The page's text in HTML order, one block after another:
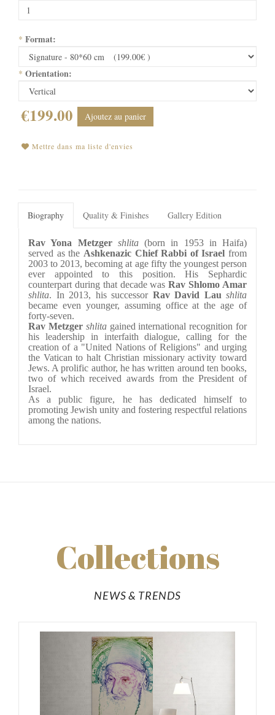
* Format:
* Orientation:
€199.00 Ajoutez au panier
Mettre dans ma liste d'envies
Biography Quality & Finishes Gallery Edition
Rav Yona Metzger shlita (born in 1953 in Haifa)
served as the Ashkenazic Chief Rabbi of Israel from
2003 to 2013, becoming at age fifty the youngest person
ever appointed to this position. His Sephardic
counterpart during that decade was
shlita. In 2013, his successor Rav David Lau shlita
became even younger, assuming office at the age of
forty-seven.
Rav Metzger shlita gained international recognition for
his leadership in interfaith dialogue, calling for the
creation of a "United Nations of Religions" and urging
the Vatican to halt Christian missionary activity toward
Jews. A prolific author, he has written around ten books,
two of which received awards from the President of
Israel.
As a public figure, he has dedicated himself to
promoting Jewish unity and fostering respectful relations
among the nations.
Collections
NEWS & TRENDS